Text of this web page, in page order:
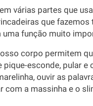
várias partes que
que fazemos
uma função muito
corpo permitem
pique-esconde, pular e
ouvir as
com a massinha e o